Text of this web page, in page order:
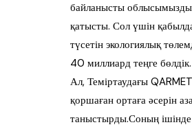
байланысты
қатысты. Сол үшін
түсетін экологиялық
40 миллиард теңге бөлдік.
Ал, Теміртаудағы
қоршаған ортаға әсерін
таныстырды.Соның ішінде